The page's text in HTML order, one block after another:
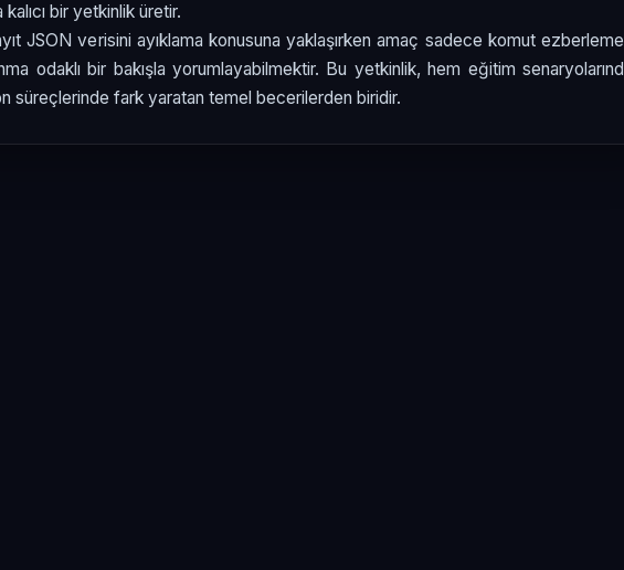
bir yetkinlik üretir.
JSON verisini ayıklama konusuna yaklaşırken amaç sadece komut
odaklı bir bakışla yorumlayabilmektir. Bu yetkinlik, hem eğitim
süreçlerinde fark yaratan temel becerilerden biridir.